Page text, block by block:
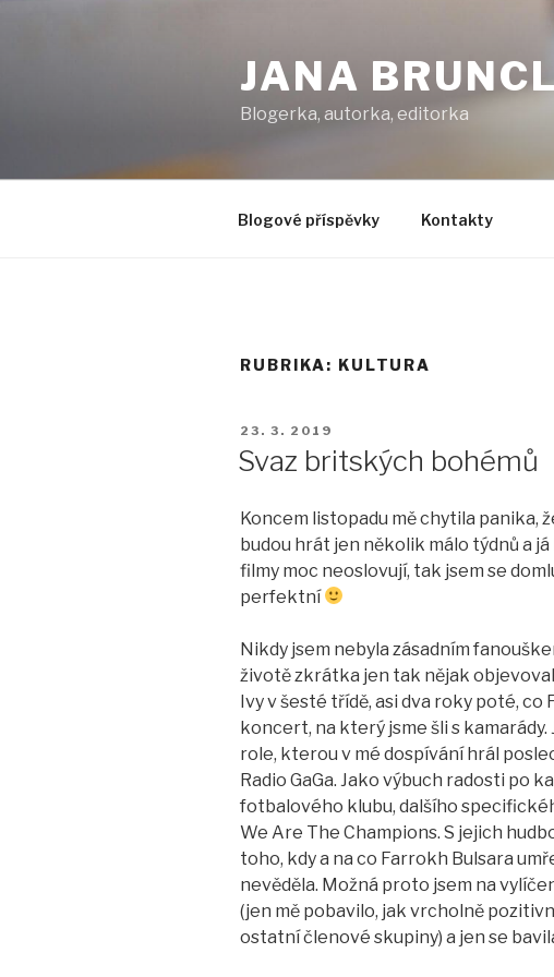
JANA
Blogerka, autorka, editorka
Blogové příspěvky Kontakty
RUBRIKA: KULTURA
PUBLIKOVÁNO
23. 3. 2019
Svaz britských bohémů
Koncem listopadu mě chytila panika,
budou hrát jen několik málo týdnů a
filmy moc neoslovují, tak jsem se
perfektní
Nikdy jsem nebyla zásadním
životě zkrátka jen tak nějak
Ivy v šesté třídě, asi dva roky poté, co
koncert, na který jsme šli s
role, kterou v mé dospívání hrál
Radio GaGa. Jako výbuch radosti po
fotbalového klubu, dalšího
We Are The Champions. S jejich
toho, kdy a na co Farrokh Bulsara
nevěděla. Možná proto jsem na
(jen mě pobavilo, jak vrcholně
ostatní členové skupiny) a jen se